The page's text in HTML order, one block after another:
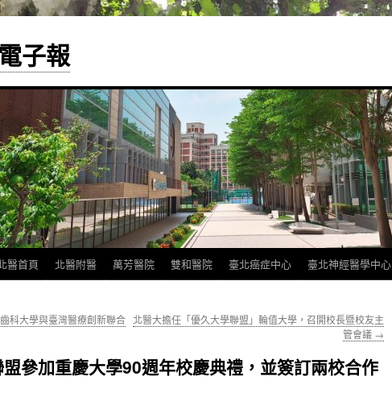
子報
醫首頁 北醫附醫 萬芳醫院 雙和醫院 臺北癌症中心 臺北神經醫學中心
科大學與臺灣醫療創新聯合 北醫大擔任「優久大學聯盟」輪值大學，召開校長暨校友主
管會議 →
參加重慶大學90週年校慶典禮，並簽訂兩校合作